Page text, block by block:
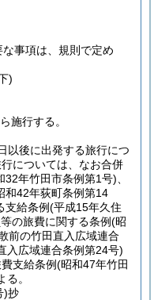
事項は、規則で定め
)
施行する。
以後に出発する旅行につ
については、なお合併
32年竹田市条例第1号)
和42年荻町条例第14
支給条例(平成15年久住
の旅費に関する条例(昭
前の竹田直入広域連合
入広域連合条例第24号)
支給条例(昭和47年竹田
る。
)抄